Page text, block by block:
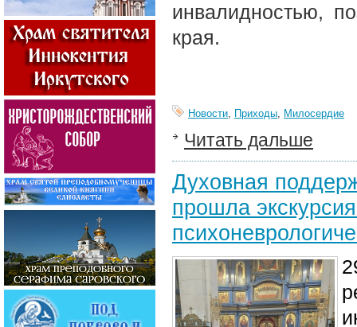
инвалидностью,
края.
Новости, Приходы, Милосердие
Читать дальше
Духовная
прошла